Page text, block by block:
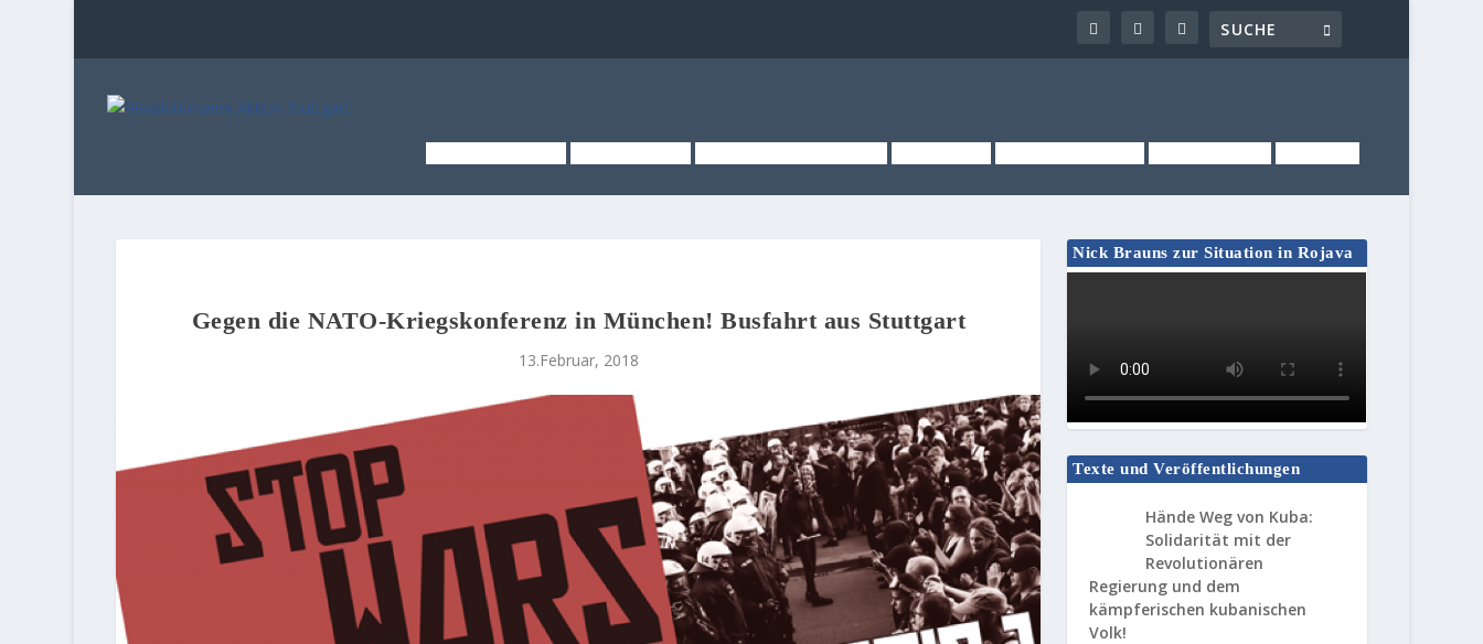
Gegen die NATO-Kriegskonferenz in München! Busfahrt aus Stuttgart
13.Februar, 2018
Nick Brauns zur Situation in Rojava
Texte und Veröffentlichungen
Hände Weg von Kuba:
Solidarität mit der
Revolutionären
Regierung und dem
kämpferischen kubanischen
Volk!